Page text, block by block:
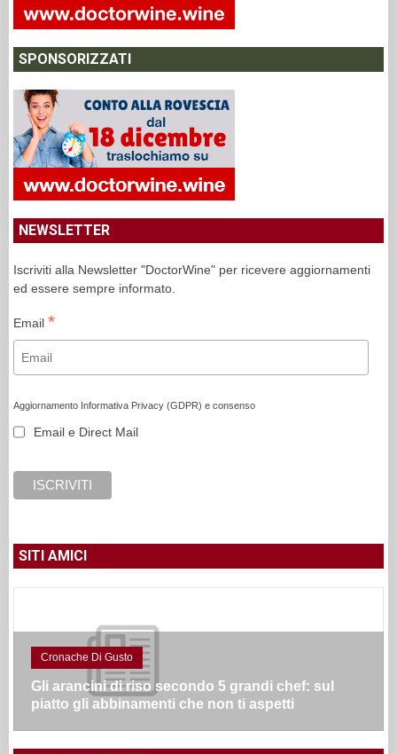
SPONSORIZZATI
NEWSLETTER
Iscriviti alla Newsletter "DoctorWine" per ricevere aggiornamenti
ed essere sempre informato.
Email *
Aggiornamento Informativa Privacy (GDPR) e consenso
Email e Direct Mail
SITI AMICI
Cronache Di Gusto
Gli arancini di riso secondo 5 grandi chef: sul
piatto gli abbinamenti che non ti aspetti